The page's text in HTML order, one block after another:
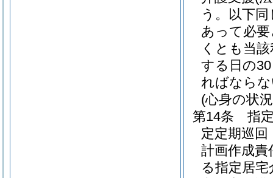
う。以下同
あって必
くとも当
する日の
ればなら
(心身の状
第14条
指
定定期巡
計画作成
る指定居